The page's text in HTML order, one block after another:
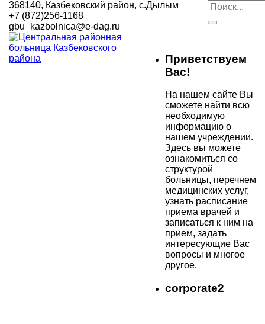
368140, Казбековский район, с.Дылым
+7 (872)256-1168
gbu_kazbolnica@e-dag.ru
Приветствуем
Вас!
На нашем сайте Вы
сможете найти всю
необходимую
информацию о
нашем учреждении.
Здесь вы можете
ознакомиться со
структурой
больницы, перечнем
медицинских услуг,
узнать расписание
приема врачей и
записаться к ним на
прием, задать
интересующие Вас
вопросы и многое
другое.
corporate2